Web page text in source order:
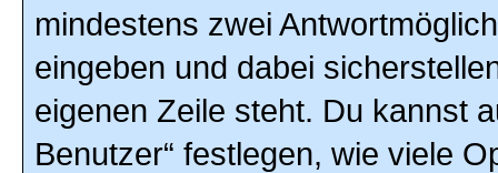
mindestens zwei
eingeben und dabei
eigenen Zeile steht. Du kannst
Benutzer“ festlegen, wie viele